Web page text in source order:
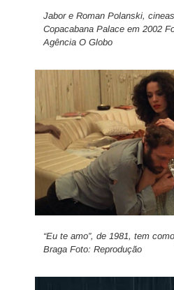
Jabor e Roman Polanski,
Copacabana Palace em 2002
Agência O Globo
“Eu te amo”, de 1981, tem
Braga Foto: Reprodução